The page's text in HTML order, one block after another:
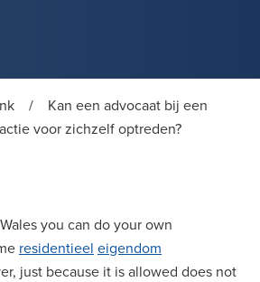
/
Kan een advocaat bij een
voor zichzelf optreden?
you can do your own
residentieel eigendom
just because it is allowed does not